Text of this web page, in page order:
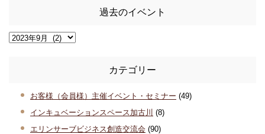
過去のイベント
カテゴリー
お客様（会員様）主催イベント・セミナー (49)
インキュベーションスペース加古川 (8)
エリンサーブビジネス創造交流会 (90)